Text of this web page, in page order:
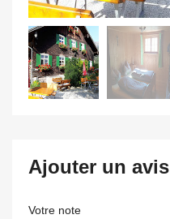
Ajouter un avis
Votre note